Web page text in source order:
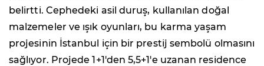
belirtti. Cephedeki asil duruş, kullanılan doğal
malzemeler ve ışık oyunları, bu karma yaşam
projesinin İstanbul için bir prestij sembolü olmasını
sağlıyor. Projede 1+1'den 5,5+1'e uzanan residence